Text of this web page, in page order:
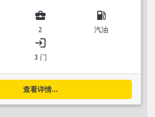
business_center
2
local_gas_station
汽油
login
3 门
查看详情...